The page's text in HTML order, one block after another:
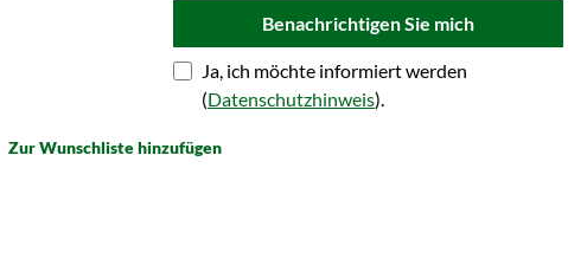
Benachrichtigen Sie mich
Ja, ich möchte informiert werden
(Datenschutzhinweis).
Zur Wunschliste hinzufügen